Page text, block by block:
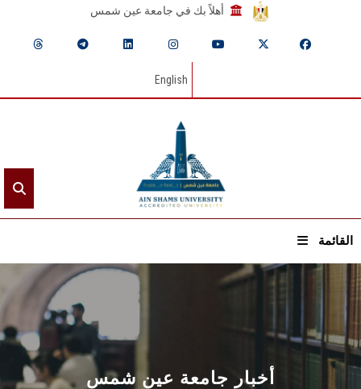
أهلاً بك في جامعة عين شمس
English
القائمة
الرئيسيـة
عن الجامعة
القطاعـات أخبار جامعة عين شمس